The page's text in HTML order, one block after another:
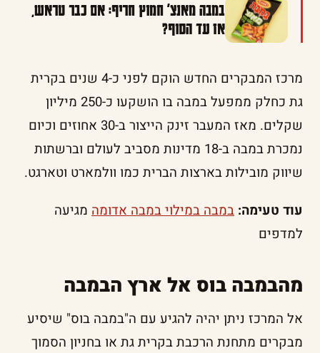
במבה מאנצ' חמוץ חריף: אם כבר טראש,
אז עד הסוף?
מרכז המבקרים החדש הוקם לפני כ-4 שנים בקרית
גת כחלק ממפעל במבה בו הושקעו כ-250 מיליון
שקלים. מאז המעבר זינק הייצור ב-30 אחוזים וכיום
נמכרת במבה ב-18 מדינות מסביב לעולם וברשתות
שיווק מובילות בארצות הברית כמו וולמארט וטארגט.
עוד טעימה: במבה במילוי במבה אדומה מגיעה
למדפים
מהבמבה בוס אל ארץ הבמבה
אל המרכז ניתן יהיה להגיע עם ה"במבה בוס" שיסיע
מבקרים מתחנת הרכבת בקרית גת או בחניון הסמוך